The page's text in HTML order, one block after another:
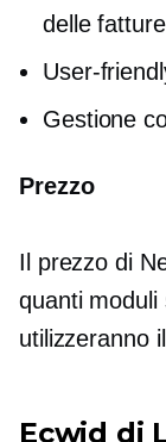
delle fatture
User-
Gestione
Prezzo
Il prezzo di
quanti moduli
utilizzeranno
Ecwid di